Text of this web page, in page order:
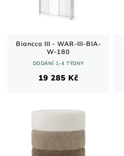
Biancco III - WAR-III-BIA-
W-180
DODÁNÍ 1-4 TÝDNY
19 285 Kč